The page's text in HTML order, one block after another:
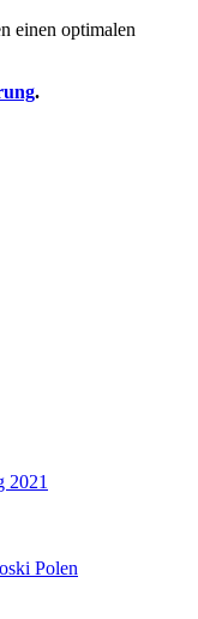
einen optimalen
.
2021
Polen